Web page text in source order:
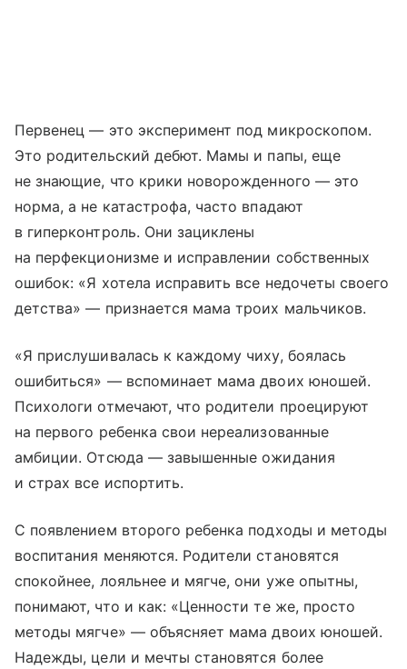
Первенец — это эксперимент под микроскопом.
Это родительский дебют. Мамы и папы, еще
не знающие, что крики новорожденного — это
норма, а не катастрофа, часто впадают
в гиперконтроль. Они зациклены
на перфекционизме и исправлении собственных
ошибок: «Я хотела исправить все недочеты своего
детства» — признается мама троих мальчиков.
«Я прислушивалась к каждому чиху, боялась
ошибиться» — вспоминает мама двоих юношей.
Психологи отмечают, что родители проецируют
на первого ребенка свои нереализованные
амбиции. Отсюда — завышенные ожидания
и страх все испортить.
С появлением второго ребенка подходы и методы
воспитания меняются. Родители становятся
спокойнее, лояльнее и мягче, они уже опытны,
понимают, что и как: «Ценности те же, просто
методы мягче» — объясняет мама двоих юношей.
Надежды, цели и мечты становятся более